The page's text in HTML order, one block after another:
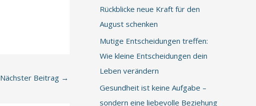
Nächster Beitrag →
Rückblicke neue Kraft für den
August schenken
Mutige Entscheidungen treffen:
Wie kleine Entscheidungen dein
Leben verändern
Gesundheit ist keine Aufgabe –
sondern eine liebevolle Beziehung